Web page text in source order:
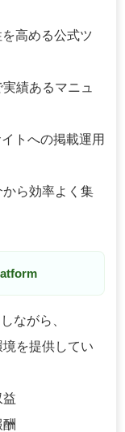
高める公式ツ
績あるマニュ
トへの掲載運用
から効率よく集
ながら、
を提供してい
益